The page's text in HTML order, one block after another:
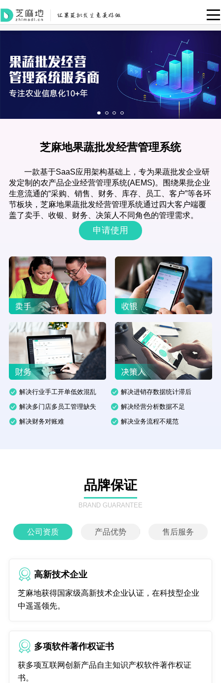
芝麻地果蔬批发经营管理系统
一款基于SaaS应用架构基础上，专为果蔬批发企业研
发定制的农产品企业经营管理系统(AEMS)。围绕果批企业
生意流通的“采购、销售、财务、库存、员工、客户”等各环
节板块，芝麻地果蔬批发经营管理系统通过四大客户端覆
盖了卖手、收银、财务、决策人不同角色的管理需求。
申请使用
解决行业手工开单低效混乱 解决进销存数据统计滞后
解决多门店多员工管理缺失 解决经营分析数据不足
解决财务对账难 解决业务流程不规范
品牌保证
BRAND GUARANTEE
公司资质 产品优势 售后服务
高新技术企业
芝麻地获得国家级高新技术企业认证，在科技型企业
中遥遥领先。
多项软件著作权证书
获多项互联网创新产品自主知识产权软件著作权证
书。